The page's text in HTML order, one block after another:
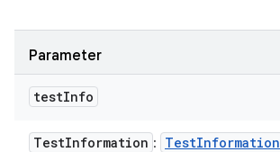
Parameter
testInfo
TestInformation : TestInformation